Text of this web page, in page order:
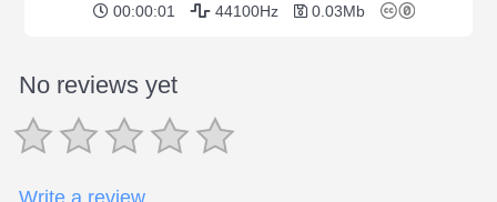
00:00:01 44100Hz 0.03Mb
No reviews yet
Write a review